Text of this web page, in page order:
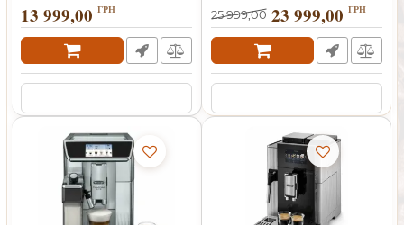
13 999,00 ГРН 25 999,00 23 999,00 ГРН